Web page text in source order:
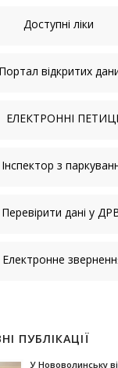
Доступні ліки
Портал відкритих
ЕЛЕКТРОННІ
Інспектор з
Перевірити дані у
Електронне
ПУБЛІКАЦІЇ
У Нововолинську